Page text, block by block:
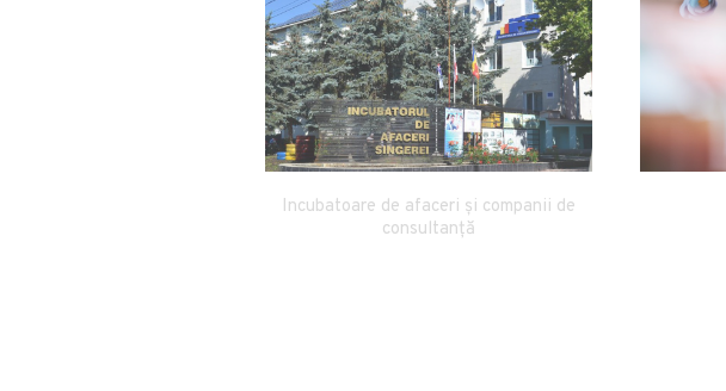
Incubatoare de afaceri și companii de
consultanță